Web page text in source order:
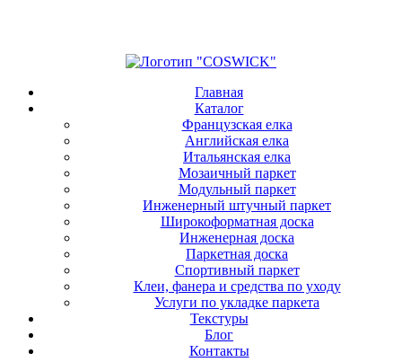
Главная
Каталог
Французская елка
Английская елка
Итальянская елка
Мозаичный паркет
Модульный паркет
Инженерный штучный паркет
Широкоформатная доска
Инженерная доска
Паркетная доска
Спортивный паркет
Клеи, фанера и средства по уходу
Услуги по укладке паркета
Текстуры
Блог
Контакты